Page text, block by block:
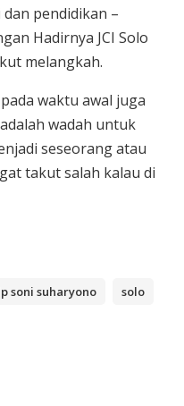
pendidikan –
Hadirnya JCI Solo
melangkah.
waktu awal juga
wadah untuk
seseorang atau
takut salah kalau di
soni suharyono solo